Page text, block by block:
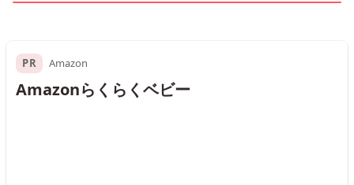
PR Amazon
Amazonらくらくベビー